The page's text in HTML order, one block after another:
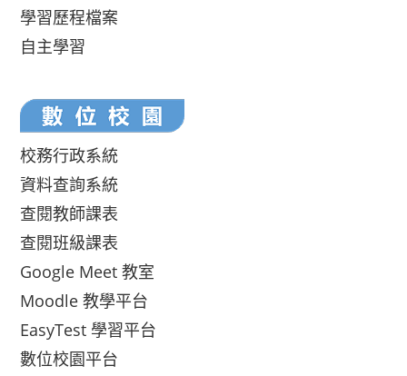
學習歷程檔案
自主學習
校務行政系統
資料查詢系統
查閱教師課表
查閱班級課表
Google Meet 教室
Moodle 教學平台
EasyTest 學習平台
數位校園平台